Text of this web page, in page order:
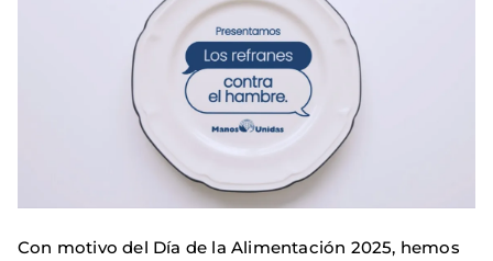
Con motivo del Día de la Alimentación 2025, hemos